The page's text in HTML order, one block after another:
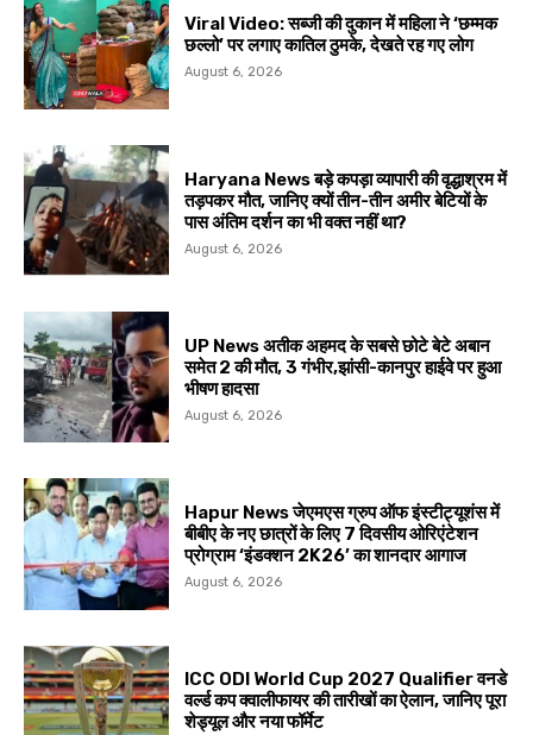
Viral Video: सब्जी की दुकान में महिला ने ‘छम्मक
छल्लो’ पर लगाए कातिल ठुमके, देखते रह गए लोग
August 6, 2026
Haryana News बड़े कपड़ा व्यापारी की वृद्धाश्रम में
तड़पकर मौत, जानिए क्यों तीन-तीन अमीर बेटियों के
पास अंतिम दर्शन का भी वक्त नहीं था?
August 6, 2026
UP News अतीक अहमद के सबसे छोटे बेटे अबान
समेत 2 की मौत, 3 गंभीर,झांसी-कानपुर हाईवे पर हुआ
भीषण हादसा
August 6, 2026
Hapur News जेएमएस ग्रुप ऑफ इंस्टीट्यूशंस में
बीबीए के नए छात्रों के लिए 7 दिवसीय ओरिएंटेशन
प्रोग्राम ‘इंडक्शन 2K26’ का शानदार आगाज
August 6, 2026
ICC ODI World Cup 2027 Qualifier वनडे
वर्ल्ड कप क्वालीफायर की तारीखों का ऐलान, जानिए पूरा
शेड्यूल और नया फॉर्मेट